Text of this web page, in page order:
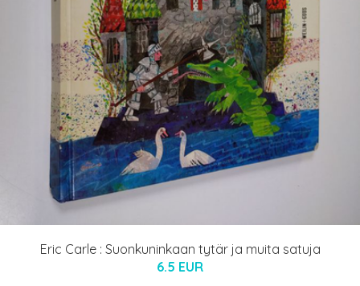
Eric Carle : Suonkuninkaan tytär ja muita satuja
6.5 EUR